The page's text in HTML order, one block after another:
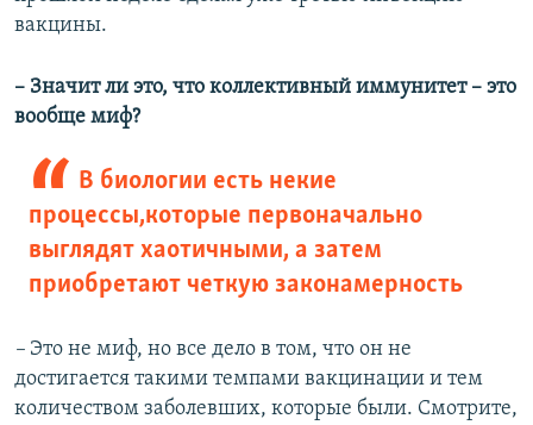
вакцины.
– Значит ли это, что коллективный иммунитет – это
вообще миф?
В биологии есть некие
процессы,которые первоначально
выглядят хаотичными, а затем
приобретают четкую законамерность
– Это не миф, но все дело в том, что он не
достигается такими темпами вакцинации и тем
количеством заболевших, которые были. Смотрите,